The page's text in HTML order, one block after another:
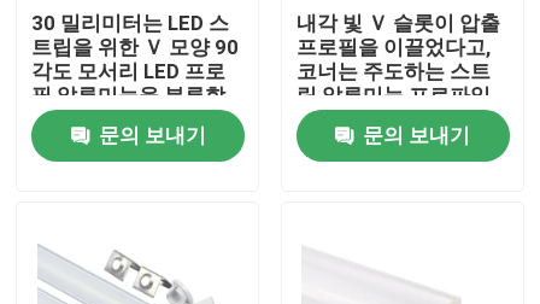
공장 여행
품질 관리
연락주세요
뉴스
30 밀리미터는 LED 스
트립을 위한 Ｖ 모양 90
각도 모서리 LED 프로
필 알루미늄을 분류합
니다
문의 보내기
내각 빛 Ｖ 슬롯이 압출
프로필을 이끌었다고,
코너는 주도하는 스트
립 알루미늄 프로파일
을 탑재했습니다
문의 보내기